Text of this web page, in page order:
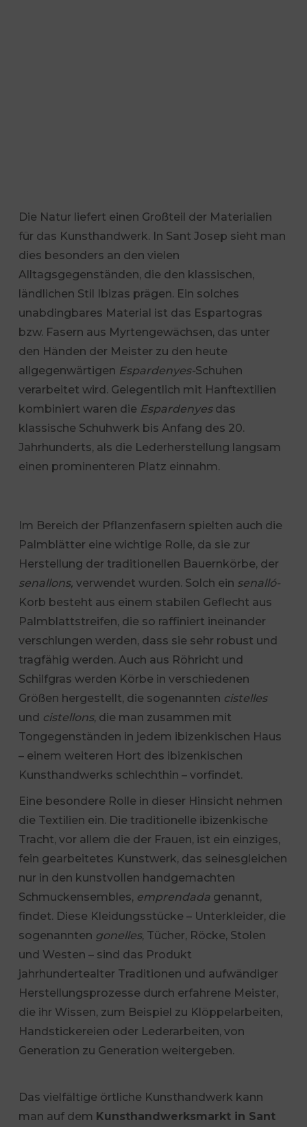
Die Natur liefert einen Großteil der Materialien
für das Kunsthandwerk. In Sant Josep sieht man
dies besonders an den vielen
Alltagsgegenständen, die den klassischen,
ländlichen Stil Ibizas prägen. Ein solches
unabdingbares Material ist das Espartogras
bzw. Fasern aus Myrtengewächsen, das unter
den Händen der Meister zu den heute
allgegenwärtigen Espardenyes-Schuhen
verarbeitet wird. Gelegentlich mit Hanftextilien
kombiniert waren die Espardenyes das
klassische Schuhwerk bis Anfang des 20.
Jahrhunderts, als die Lederherstellung langsam
einen prominenteren Platz einnahm.
Im Bereich der Pflanzenfasern spielten auch die
Palmblätter eine wichtige Rolle, da sie zur
Herstellung der traditionellen Bauernkörbe, der
senallons, verwendet wurden. Solch ein senalló-
Korb besteht aus einem stabilen Geflecht aus
Palmblattstreifen, die so raffiniert ineinander
verschlungen werden, dass sie sehr robust und
tragfähig werden. Auch aus Röhricht und
Schilfgras werden Körbe in verschiedenen
Größen hergestellt, die sogenannten cistelles
und cistellons, die man zusammen mit
Tongegenständen in jedem ibizenkischen Haus
– einem weiteren Hort des ibizenkischen
Kunsthandwerks schlechthin – vorfindet.
Eine besondere Rolle in dieser Hinsicht nehmen
die Textilien ein. Die traditionelle ibizenkische
Tracht, vor allem die der Frauen, ist ein einziges,
fein gearbeitetes Kunstwerk, das seinesgleichen
nur in den kunstvollen handgemachten
Schmuckensembles, emprendada genannt,
findet. Diese Kleidungsstücke – Unterkleider, die
sogenannten gonelles, Tücher, Röcke, Stolen
und Westen – sind das Produkt
jahrhundertealter Traditionen und aufwändiger
Herstellungsprozesse durch erfahrene Meister,
die ihr Wissen, zum Beispiel zu Klöppelarbeiten,
Handstickereien oder Lederarbeiten, von
Generation zu Generation weitergeben.
Das vielfältige örtliche Kunsthandwerk kann
man auf dem Kunsthandwerksmarkt in Sant